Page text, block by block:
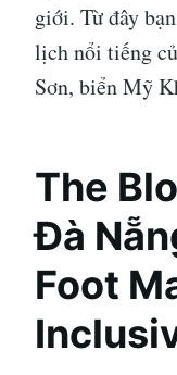
giới. Từ đây
lịch nổi tiếng
Sơn, biển Mỹ
The
Đà
Foot